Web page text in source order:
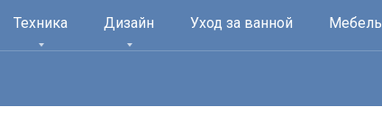
Техника Дизайн Уход за ванной Мебель